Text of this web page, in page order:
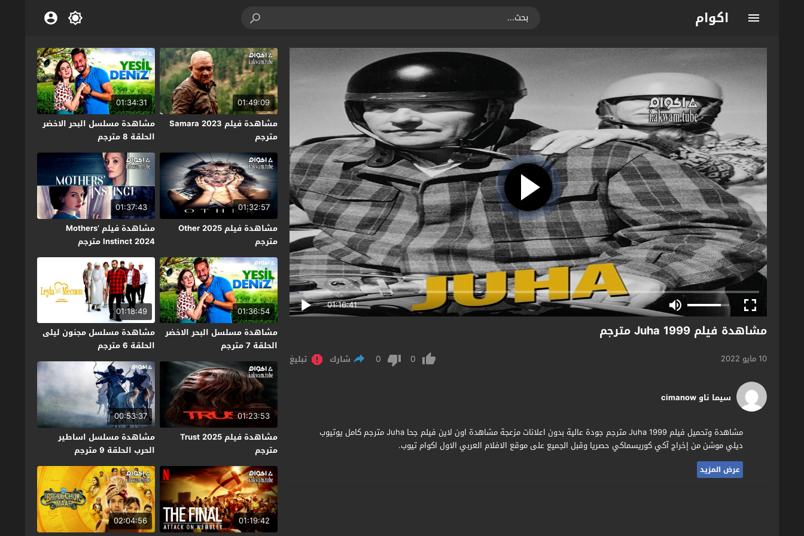
اكوام
01:16:41
مشاهدة فيلم Juha 1999 مترجم
10 مايو 2022 0
0 شارك تبليغ
سيما ناو cimanow
مشاهدة وتحميل فيلم Juha 1999 مترجم جودة عالية بدون اعلانات مزعجة مشاهدة اون لاين فيلم جحا Juha مترجم كامل يوتيوب
ديلي موشن من إخراج آكي كوريسماكي حصريا وقبل الجميع على موقع الافلام العربي الاول اكوام تيوب.
عرض المزيد
01:49:09
مشاهدة فيلم Samara 2023
مترجم
01:34:31
مشاهدة مسلسل البحر الاخضر
الحلقة 8 مترجم
01:32:57
مشاهدة فيلم Other 2025
مترجم
01:37:43
مشاهدة فيلم Mothers’
Instinct 2024 مترجم
01:36:54
مشاهدة مسلسل البحر الاخضر
الحلقة 7 مترجم
01:18:49
مشاهدة مسلسل مجنون ليلى
الحلقة 6 مترجم
01:23:53
مشاهدة فيلم Trust 2025
مترجم
00:53:37
مشاهدة مسلسل اساطير
الحرب الحلقة 9 مترجم
01:19:42
02:04:56